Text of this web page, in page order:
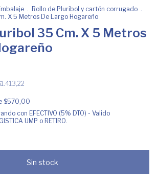
. Rollo de Pluribol y cartón corrugado .
X 5 Metros De Largo Hogareño
35 Cm. X 5 Metros
$570,00
con EFECTIVO (5% DTO) - Valido
UMP o RETIRO.